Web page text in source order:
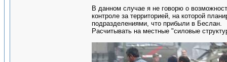
В данном случае я не говорю о
контроле за территорией, на которой
подразделениями, что прибыли в Беслан.
Расчитывать на местные "силовые